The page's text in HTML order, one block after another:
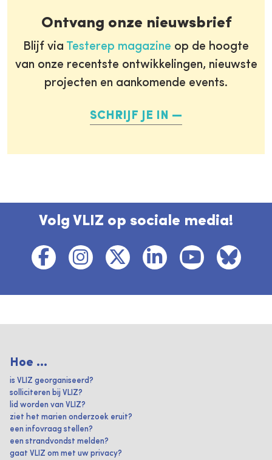
Ontvang onze nieuwsbrief
Blijf via Testerep magazine op de hoogte
van onze recentste ontwikkelingen, nieuwste
projecten en aankomende events.
SCHRIJF JE IN
Volg VLIZ op sociale media!
Hoe ...
is VLIZ georganiseerd?
solliciteren bij VLIZ?
lid worden van VLIZ?
ziet het marien onderzoek eruit?
een infovraag stellen?
een strandvondst melden?
gaat VLIZ om met uw privacy?